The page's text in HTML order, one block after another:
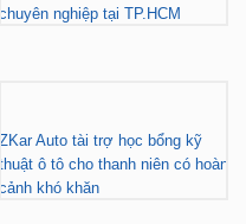
chuyên nghiệp tại TP.HCM
ZKar Auto tài trợ học bổng kỹ
thuật ô tô cho thanh niên có hoàn
cảnh khó khăn